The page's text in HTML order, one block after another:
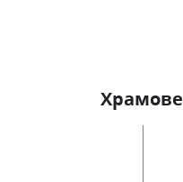
Храмове